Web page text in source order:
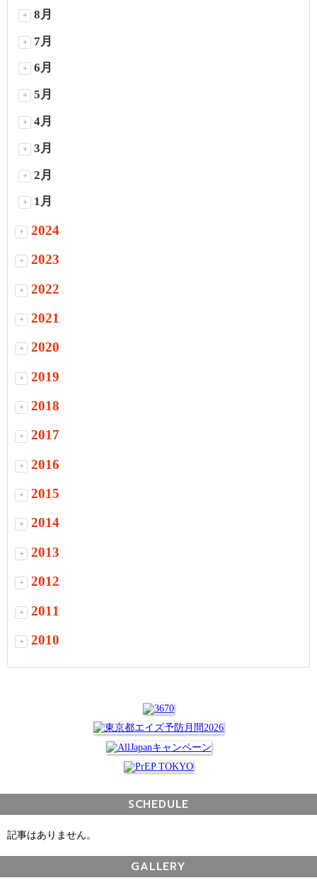
+ 8月
+ 7月
+ 6月
+ 5月
+ 4月
+ 3月
+ 2月
+ 1月
+ 2024
+ 2023
+ 2022
+ 2021
+ 2020
+ 2019
+ 2018
+ 2017
+ 2016
+ 2015
+ 2014
+ 2013
+ 2012
+ 2011
+ 2010
SCHEDULE
記事はありません。
GALLERY